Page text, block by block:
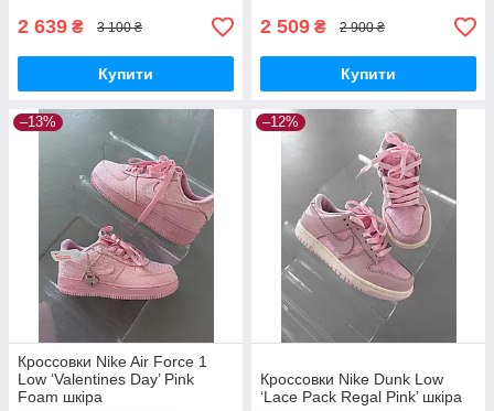
2 639 ₴ 3 100 ₴
Купити
2 509 ₴ 2 900 ₴
Купити
–13%
Кроссовки Nike Air Force 1
Low ‘Valentines Day’ Pink
Foam шкіра
–12%
Кроссовки Nike Dunk Low
‘Lace Pack Regal Pink’ шкіра